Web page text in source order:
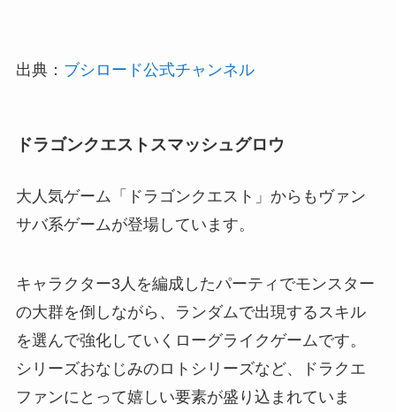
出典： ブシロード公式チャンネル
ドラゴンクエストスマッシュグロウ
大人気ゲーム「ドラゴンクエスト」からもヴァン
サバ系ゲームが登場しています。
キャラクター3人を編成したパーティでモンスター
の大群を倒しながら、ランダムで出現するスキル
を選んで強化していくローグライクゲームです。
シリーズおなじみのロトシリーズなど、ドラクエ
ファンにとって嬉しい要素が盛り込まれていま